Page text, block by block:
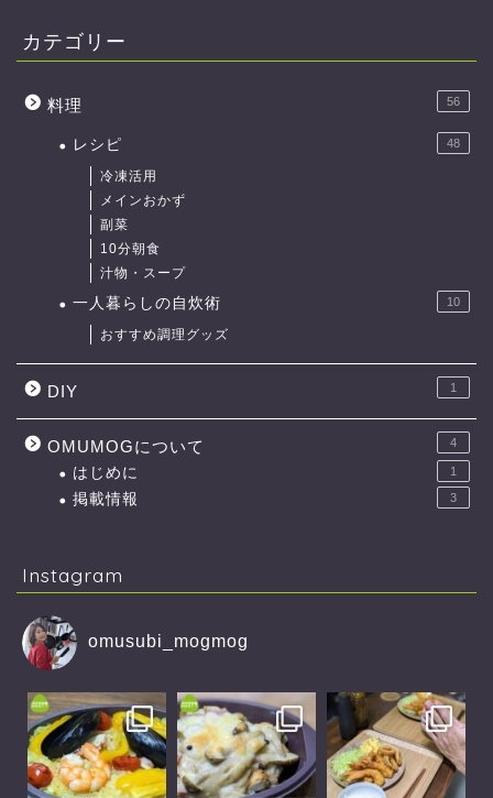
カテゴリー
料理 56
レシピ 48
冷凍活用
メインおかず
副菜
10分朝食
汁物・スープ
一人暮らしの自炊術 10
おすすめ調理グッズ
DIY 1
OMUMOGについて 4
はじめに 1
掲載情報 3
Instagram
omusubi_mogmog